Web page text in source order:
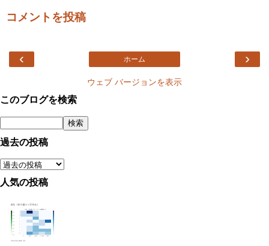
コメントを投稿
‹ ›
ホーム
ウェブ バージョンを表示
このブログを検索
過去の投稿
人気の投稿